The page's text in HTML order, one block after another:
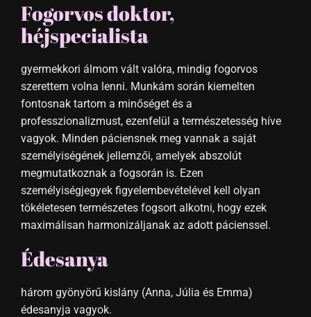
Fogorvos doktor,
héjspecialista
gyermekkori álmom vált valóra, mindig fogorvos
szerettem volna lenni. Munkám során kiemelten
fontosnak tartom a minőséget és a
professzionalizmust, ezenfelül a természetesség híve
vagyok. Minden páciensnek meg vannak a saját
személyiségének jellemzői, amelyek abszolút
megmutatkoznak a fogsorán is. Ezen
személyiségjegyek figyelembevételével kell olyan
tökéletesen természetes fogsort alkotni, hogy ezek
maximálisan harmonizáljanak az adott pácienssel.
Édesanya
három gyönyörű kislány (Anna, Júlia és Emma)
édesanyja vagyok.